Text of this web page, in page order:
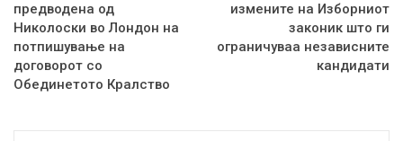
предводена од
Николоски во Лондон на
потпишување на
договорот со
Обединетото Кралство
измените на Изборниот
законик што ги
ограничуваа независните
кандидати